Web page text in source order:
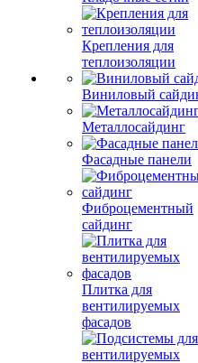
Крепления для
теплоизоляции
Виниловый
Металлосайдинг
Фасадные панели
Фиброцементный
сайдинг
Плитка для
вентилируемых
фасадов